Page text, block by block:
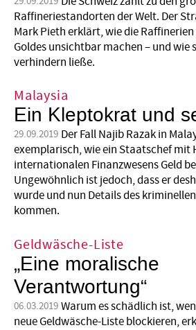
Raffineriestandorten der Welt. Der
Mark Pieth erklärt, wie die
Goldes unsichtbar machen – und wie
verhindern ließe.
Malaysia
Ein Kleptokrat und
29.09.2019 Der Fall Najib Razak in
exemplarisch, wie ein Staatschef mit
internationalen Finanzwesens Geld
Ungewöhnlich ist jedoch, dass er
wurde und nun Details des
kommen.
Geldwäsche-Liste
„Eine moralische
Verantwortung“
06.03.2019 Warum es schädlich ist,
neue Geldwäsche-Liste blockieren,